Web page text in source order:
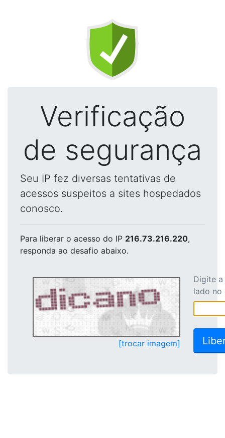
Verificação
de segurança
Seu IP fez diversas tentativas de
acessos suspeitos a sites hospedados
conosco.
Para liberar o acesso do IP 216.73.216.220,
responda ao desafio abaixo.
[trocar imagem]
Digite
lado no